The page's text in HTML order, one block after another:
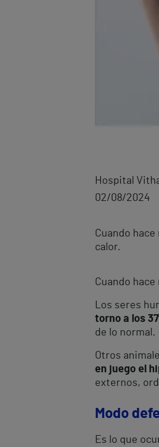
Hospital
02/08/2024
Cuando
calor.
Cuando
Los seres
torno a los
de lo normal.
Otros
en juego el
externos,
Modo
Es lo que